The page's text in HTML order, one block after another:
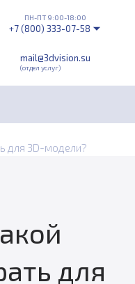
mail@3dvision.su
(отдел услуг)
ПН-ПТ 9:00-18:00
+7 (800) 333-07-58
для 3D-модели?
для